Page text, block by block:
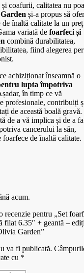
coafurii, calitatea nu
și-a propus să
înaltă calitate la un preț
variată de foarfeci și
combină durabilitatea,
fiind alegerea
achiziționat înseamnă o
lupta împotriva
în timp ce vă
profesionale, contribuiți
de această boală gravă.
de a vă implica și de a
cancerului la sân,
foarfece de înaltă calitate.
acum.
pentru „Set
filat 6.35″ + geantă –
Garden”
va fi publicată.
cu *